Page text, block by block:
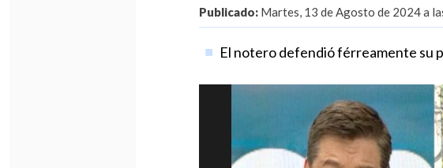
Publicado: Martes, 13 de Agosto de 2024 a
El notero defendió férreamente su